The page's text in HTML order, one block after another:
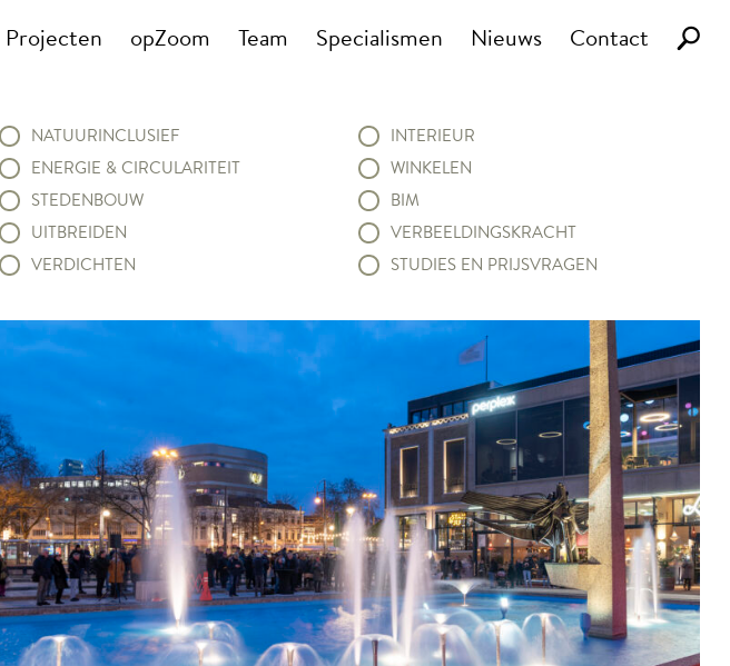
Projecten opZoom Team Specialismen Nieuws Contact
NATUURINCLUSIEF
ENERGIE & CIRCULARITEIT
STEDENBOUW
UITBREIDEN
VERDICHTEN
INTERIEUR
WINKELEN
BIM
VERBEELDINGSKRACHT
STUDIES EN PRIJSVRAGEN